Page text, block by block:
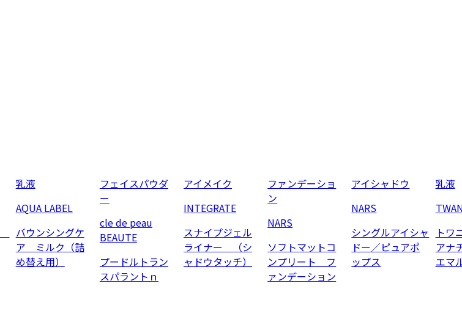
乳液
AQUA LABEL
バウンシングケ
ア ミルク（詰
め替え用）
フェイスパウダ
ー
cle de peau
BEAUTE
プードルトラン
スパラントｎ
アイメイク
INTEGRATE
スナイプジェル
ライナー （シ
ャドウタッチ）
ファンデーショ
ン
NARS
ソフトマットコ
ンプリート フ
ァンデーション
アイシャドウ
NARS
シングルアイシャ
ドー／ピュアポ
ップス
乳液
ト
アナ
エマ